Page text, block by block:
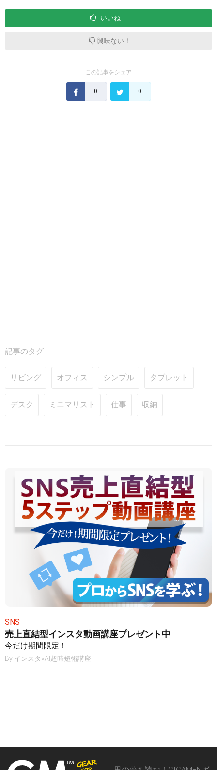
いいね！
興味ない！
この記事をシェア
0 0
記事のタグ
リビング オフィス シンプル タブレット
デスク ミニマリスト 仕事 収納
SNS
売上直結型インスタ動画講座プレゼント中
今だけ期間限定！
By インスタ×AI超時短術講座